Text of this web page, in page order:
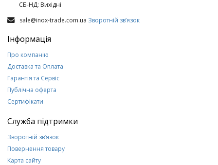
СБ-НД: Вихiднi
sale@inox-trade.com.ua Зворотній зв’язок
Інформація
Про компанію
Доставка та Оплата
Гарантія та Сервіс
Публічна оферта
Сертифікати
Служба підтримки
Зворотній зв’язок
Повернення товару
Карта сайту